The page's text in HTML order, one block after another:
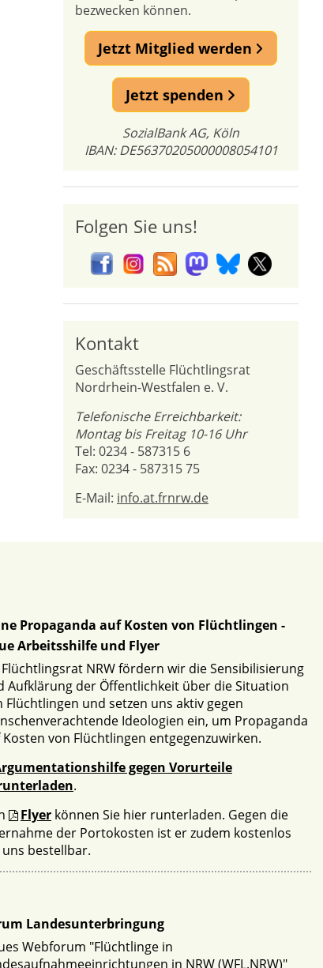
bezwecken können.
Jetzt Mitglied werden
Jetzt spenden
SozialBank AG, Köln
IBAN: DE56370205000008054101
Folgen Sie uns!
Kontakt
Geschäftsstelle Flüchtlingsrat
Nordrhein-Westfalen e. V.
Telefonische Erreichbarkeit:
Montag bis Freitag 10-16 Uhr
Tel: 0234 - 587315 6
Fax: 0234 - 587315 75
E-Mail: info.at.frnrw.de
Propaganda auf Kosten von Flüchtlingen -
Arbeitsshilfe und Flyer
Flüchtlingsrat NRW fördern wir die Sensibilisierung
Aufklärung der Öffentlichkeit über die Situation
Flüchtlingen und setzen uns aktiv gegen
Ideologien ein, um Propaganda
Kosten von Flüchtlingen entgegenzuwirken.
gegen Vorurteile
.
Flyer können Sie hier runterladen. Gegen die
der Portokosten ist er zudem kostenlos
uns bestellbar.
Landesunterbringung
Webforum "Flüchtlinge in
in NRW (WFL.NRW)"